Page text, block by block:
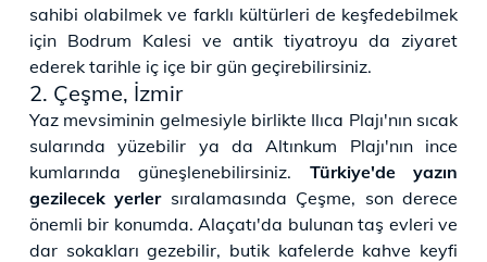
sahibi olabilmek ve farklı kültürleri de keşfedebilmek
için Bodrum Kalesi ve antik tiyatroyu da ziyaret
ederek tarihle iç içe bir gün geçirebilirsiniz.
2. Çeşme, İzmir
Yaz mevsiminin gelmesiyle birlikte Ilıca Plajı'nın sıcak
sularında yüzebilir ya da Altınkum Plajı'nın ince
kumlarında güneşlenebilirsiniz. Türkiye'de yazın
gezilecek yerler sıralamasında Çeşme, son derece
önemli bir konumda. Alaçatı'da bulunan taş evleri ve
dar sokakları gezebilir, butik kafelerde kahve keyfi